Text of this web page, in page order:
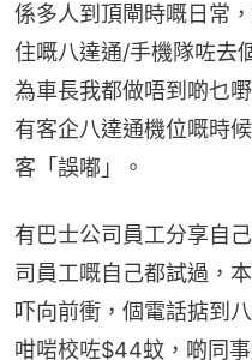
係多人到頂閘時嘅日常
住嘅八達通/手機隊咗去
為車長我都做唔到啲乜
有客企八達通機位嘅時
客「誤嘟」。
有巴士公司員工分享自
司員工嘅自己都試過，
吓向前衝，個電話掂到
咁啱校咗$44蚊，啲同